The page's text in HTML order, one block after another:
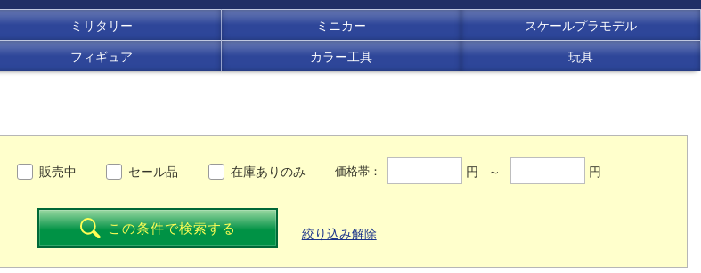
ミリタリー ミニカー スケールプラモデル
フィギュア カラー工具 玩具
販売中 セール品 在庫ありのみ 価格帯： 円 ～ 円
この条件で検索する 絞り込み解除